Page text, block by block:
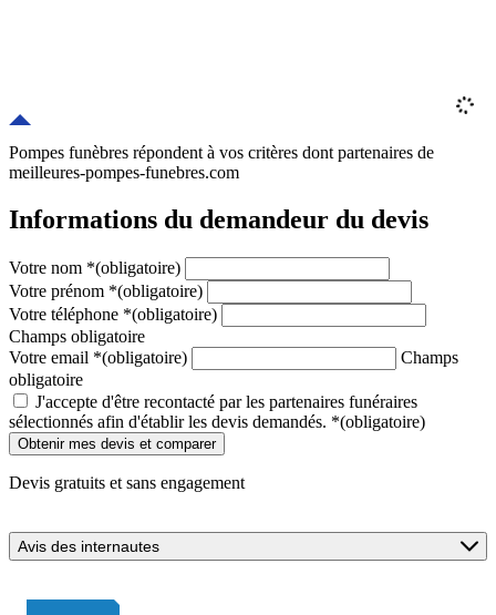
Pompes funèbres répondent à vos critères dont partenaires de
meilleures-pompes-funebres.com
Informations du demandeur du devis
Votre nom *(obligatoire)
Votre prénom *(obligatoire)
Votre téléphone *(obligatoire)
Champs obligatoire
Votre email *(obligatoire)
Champs
obligatoire
J'accepte d'être recontacté par les partenaires funéraires
sélectionnés afin d'établir les devis demandés. *(obligatoire)
Devis gratuits et sans engagement
Avis des internautes